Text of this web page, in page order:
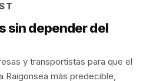
sin depender del
y transportistas para que el
Raigonsea más predecible,